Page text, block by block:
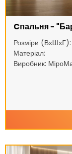
Cпальня -
Розміри (ВхШхГ):
Матеріал:
Виробник: